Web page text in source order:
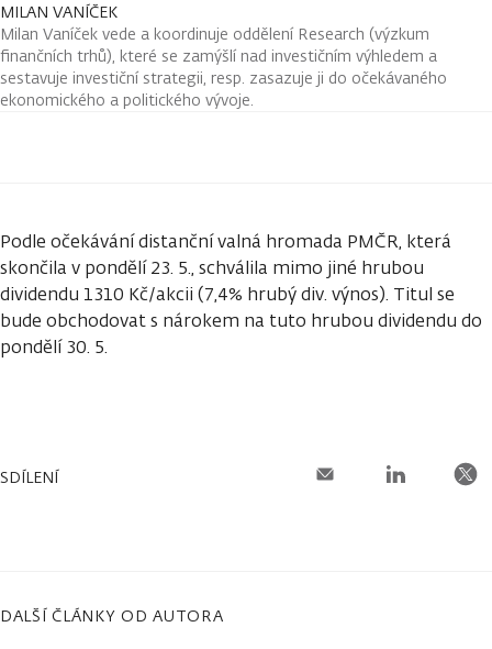
MILAN VANÍČEK
Milan Vaníček vede a koordinuje oddělení Research (výzkum
finančních trhů), které se zamýšlí nad investičním výhledem a
sestavuje investiční strategii, resp. zasazuje ji do očekávaného
ekonomického a politického vývoje.
Podle očekávání distanční valná hromada PMČR, která
skončila v pondělí 23. 5., schválila mimo jiné hrubou
dividendu 1310 Kč/akcii (7,4% hrubý div. výnos). Titul se
bude obchodovat s nárokem na tuto hrubou dividendu do
pondělí 30. 5.
SDÍLENÍ
DALŠÍ ČLÁNKY OD AUTORA